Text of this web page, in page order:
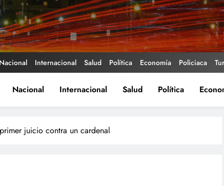
Nacional Internacional Salud Política Economía Policiaca
Nacional Internacional Salud Política
juicio contra un cardenal